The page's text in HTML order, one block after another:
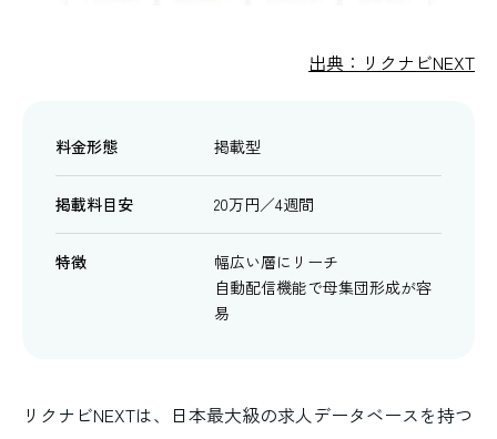
出典：リクナビNEXT
料金形態 掲載型
掲載料目安 20万円／4週間
特徴
幅広い層にリーチ
自動配信機能で母集団形成が容
易
リクナビNEXTは、日本最大級の求人データベースを持つ